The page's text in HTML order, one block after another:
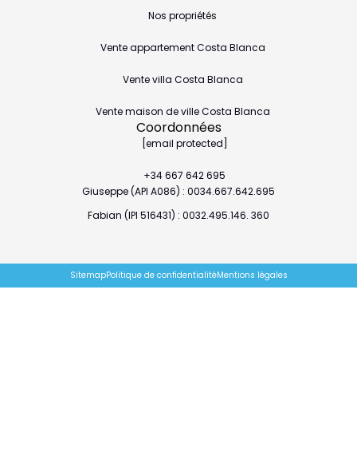
Coordonnées
[email protected]
+34 667 642 695
Giuseppe (API A086) : 0034.667.642.695
Fabian (IPI 516431) : 0032.495.146. 360
Nos propriétés
Vente appartement Costa Blanca
Vente villa Costa Blanca
Vente maison de ville Costa Blanca
SitemapPolitique de confidentialitéMentions légales